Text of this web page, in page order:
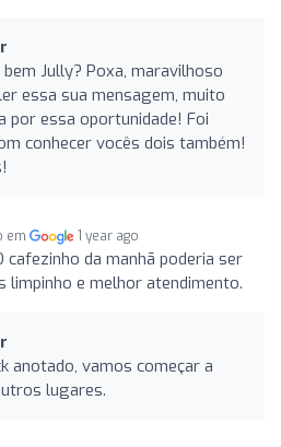
bem Jully? Poxa, maravilhoso
essa sua mensagem, muito
por essa oportunidade! Foi
conhecer vocês dois também!
em 1 year ago
cafezinho da manhã poderia ser
limpinho e melhor atendimento.
anotado, vamos começar a
lugares.